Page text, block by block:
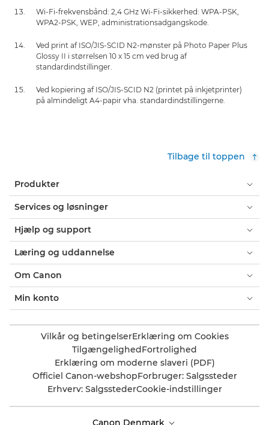
Wi-Fi-frekvensbånd: 2,4 GHz Wi-Fi-sikkerhed: WPA-PSK,
WPA2-PSK, WEP, administrationsadgangskode.
Ved print af ISO/JIS-SCID N2-mønster på Photo Paper Plus
Glossy II i størrelsen 10 x 15 cm ved brug af
standardindstillinger.
Ved kopiering af ISO/JIS-SCID N2 (printet på inkjetprinter)
på almindeligt A4-papir vha. standardindstillingerne.
Tilbage til toppen
Produkter
Services og løsninger
Hjælp og support
Læring og uddannelse
Om Canon
Min konto
Vilkår og betingelserErklæring om Cookies
TilgængelighedFortrolighed
Erklæring om moderne slaveri (PDF)
Officiel Canon-webshopForbruger: Salgssteder
Erhverv: SalgsstederCookie-indstillinger
Canon Denmark